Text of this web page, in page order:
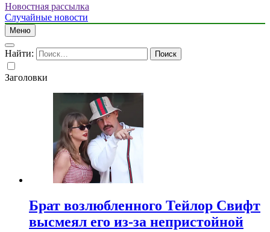
Новостная рассылка
Случайные новости
Меню
Найти:
Заголовки
Брат возлюбленного Тейлор Свифт
высмеял его из-за непристойной